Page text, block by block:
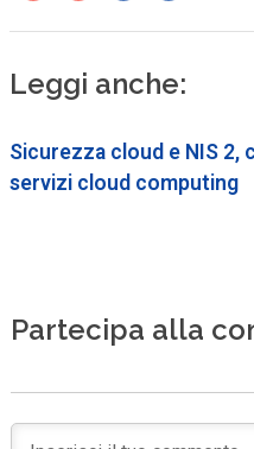
Leggi anche:
Sicurezza cloud e NIS 2,
servizi cloud computing
Partecipa alla